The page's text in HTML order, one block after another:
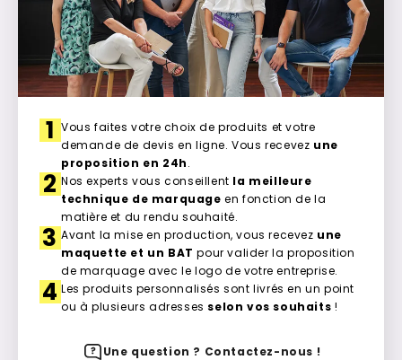
1 Vous faites votre choix de produits et votre
demande de devis en ligne. Vous recevez une
proposition en 24h.
2 Nos experts vous conseillent la meilleure
technique de marquage en fonction de la
matière et du rendu souhaité.
3 Avant la mise en production, vous recevez une
maquette et un BAT pour valider la proposition
de marquage avec le logo de votre entreprise.
4 Les produits personnalisés sont livrés en un point
ou à plusieurs adresses selon vos souhaits !
Une question ? Contactez-nous !